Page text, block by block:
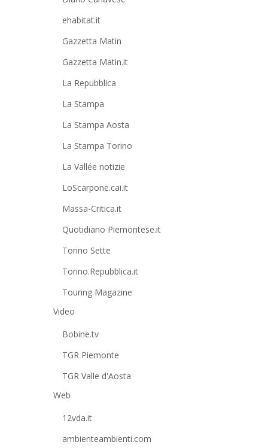
ehabitat.it
Gazzetta Matin
Gazzetta Matin.it
La Repubblica
La Stampa
La Stampa Aosta
La Stampa Torino
La Vallée notizie
LoScarpone.cai.it
Massa-Critica.it
Quotidiano Piemontese.it
Torino Sette
Torino.Repubblica.it
Touring Magazine
Video
Bobine.tv
TGR Piemonte
TGR Valle d'Aosta
Web
12vda.it
ambienteambienti.com